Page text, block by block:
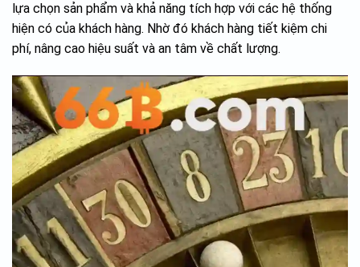
lựa chọn sản phẩm và khả năng tích hợp với các hệ thống
hiện có của khách hàng. Nhờ đó khách hàng tiết kiệm chi
phí, nâng cao hiệu suất và an tâm về chất lượng.